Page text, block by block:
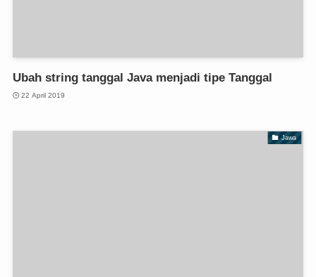
Ubah string tanggal Java menjadi tipe Tanggal
22 April 2019
Jawa